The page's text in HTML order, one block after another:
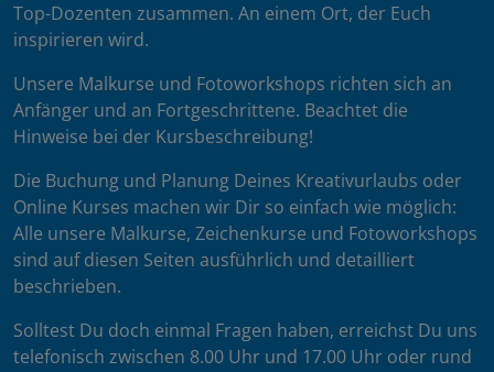
Top-Dozenten zusammen. An einem Ort, der Euch
inspirieren wird.
Unsere Malkurse und Fotoworkshops richten sich an
Anfänger und an Fortgeschrittene. Beachtet die
Hinweise bei der Kursbeschreibung!
Die Buchung und Planung Deines Kreativurlaubs oder
Online Kurses machen wir Dir so einfach wie möglich:
Alle unsere Malkurse, Zeichenkurse und Fotoworkshops
sind auf diesen Seiten ausführlich und detailliert
beschrieben.
Solltest Du doch einmal Fragen haben, erreichst Du uns
telefonisch zwischen 8.00 Uhr und 17.00 Uhr oder rund